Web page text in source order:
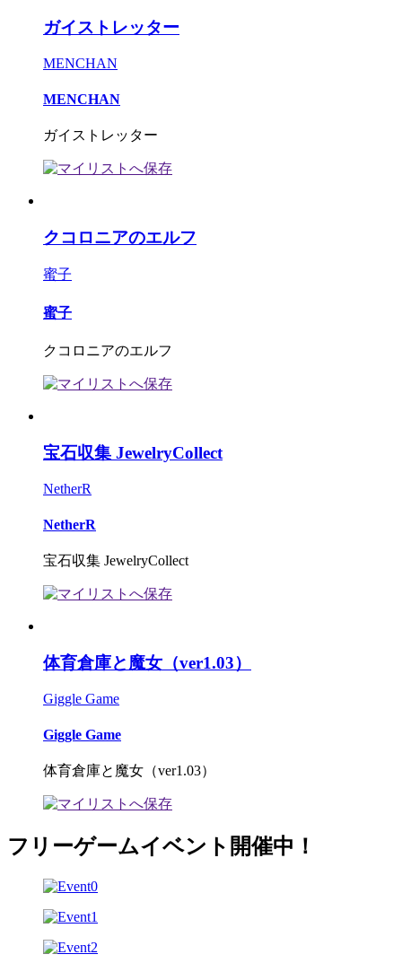
ガイストレッター
MENCHAN
MENCHAN
ガイストレッター
クコロニアのエルフ
蜜子
蜜子
クコロニアのエルフ
宝石収集 JewelryCollect
NetherR
NetherR
宝石収集 JewelryCollect
体育倉庫と魔女（ver1.03）
Giggle Game
Giggle Game
体育倉庫と魔女（ver1.03）
フリーゲームイベント開催中！